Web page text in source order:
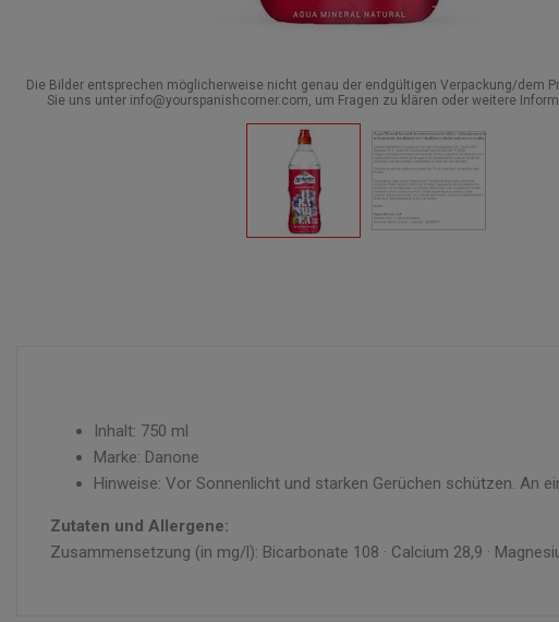
Die Bilder entsprechen möglicherweise nicht genau der endgültigen Verpackung/dem
Sie uns unter info@yourspanishcorner.com, um Fragen zu klären oder weitere
Inhalt: 750 ml
Marke: Danone
Hinweise: Vor Sonnenlicht und starken Gerüchen schützen. An
Zutaten und Allergene:
Zusammensetzung (in mg/l): Bicarbonate 108 · Calcium 28,9 ·